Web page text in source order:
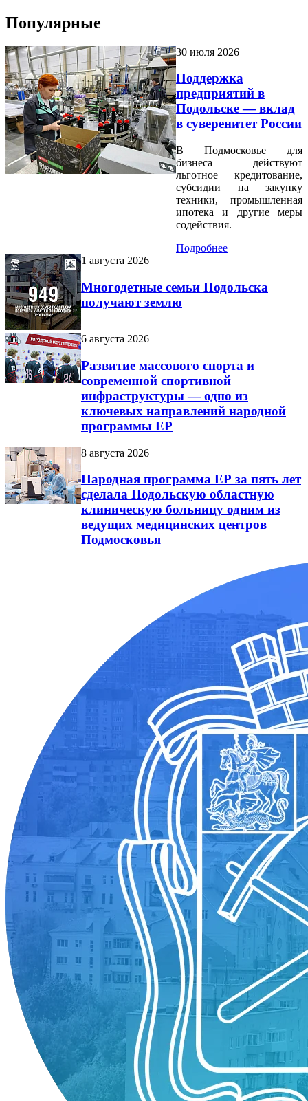
Популярные
30 июля 2026
Поддержка
предприятий в
Подольске — вклад
в суверенитет России
В Подмосковье для
бизнеса действуют
льготное кредитование,
субсидии на закупку
техники, промышленная
ипотека и другие меры
содействия.
Подробнее
1 августа 2026
Многодетные семьи Подольска
получают землю
6 августа 2026
Развитие массового спорта и
современной спортивной
инфраструктуры — одно из
ключевых направлений народной
программы ЕР
8 августа 2026
Народная программа ЕР за пять лет
сделала Подольскую областную
клиническую больницу одним из
ведущих медицинских центров
Подмосковья